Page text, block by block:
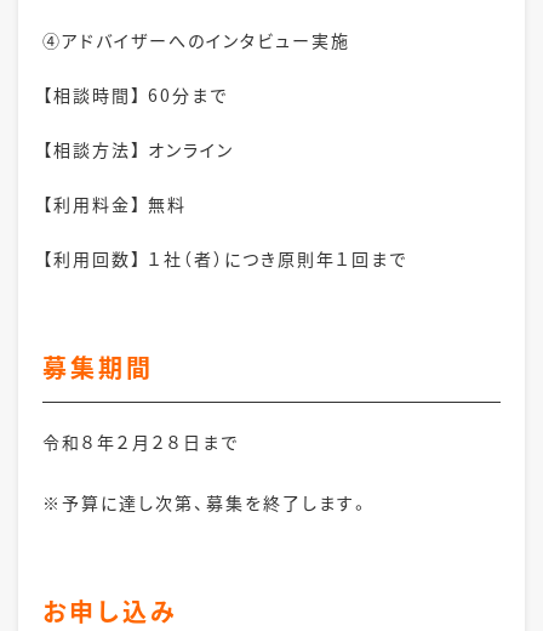
④アドバイザーへのインタビュー実施
【相談時間】 60分まで
【相談方法】 オンライン
【利用料金】 無料
【利用回数】 １社（者）につき原則年１回まで
募集期間
令和８年２月２８日 まで
※予算に達し次第、募集を終了します。
お申し込み